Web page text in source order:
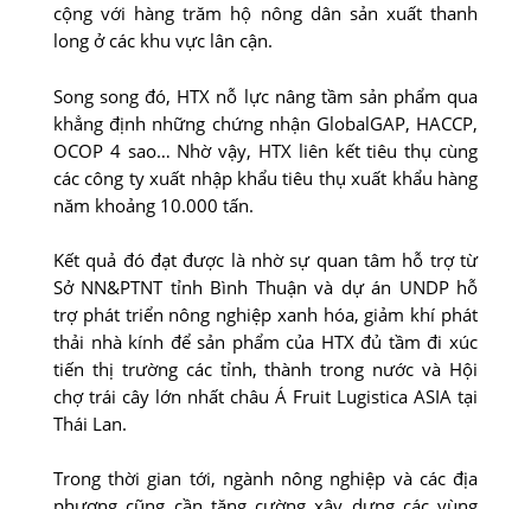
cộng với hàng trăm hộ nông dân sản xuất thanh
long ở các khu vực lân cận.
Song song đó, HTX nỗ lực nâng tầm sản phẩm qua
khẳng định những chứng nhận GlobalGAP, HACCP,
OCOP 4 sao… Nhờ vậy, HTX liên kết tiêu thụ cùng
các công ty xuất nhập khẩu tiêu thụ xuất khẩu hàng
năm khoảng 10.000 tấn.
Kết quả đó đạt được là nhờ sự quan tâm hỗ trợ từ
Sở NN&PTNT tỉnh Bình Thuận và dự án UNDP hỗ
trợ phát triển nông nghiệp xanh hóa, giảm khí phát
thải nhà kính để sản phẩm của HTX đủ tầm đi xúc
tiến thị trường các tỉnh, thành trong nước và Hội
chợ trái cây lớn nhất châu Á Fruit Lugistica ASIA tại
Thái Lan.
Trong thời gian tới, ngành nông nghiệp và các địa